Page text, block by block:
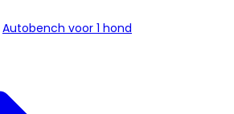
Autobench voor 1 hond